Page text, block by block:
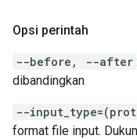
Opsi perintah
--before, --after
dibandingkan
--
format file input.